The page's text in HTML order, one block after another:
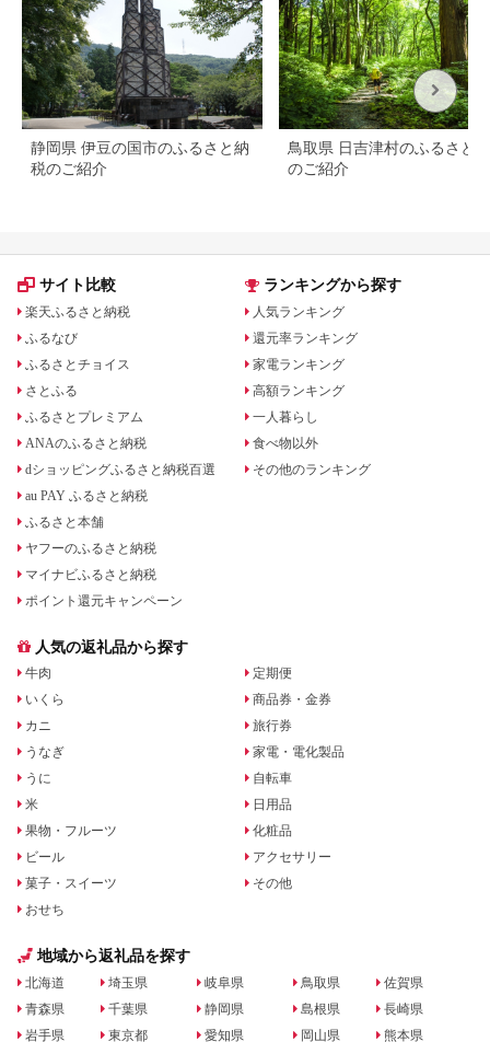
静岡県 伊豆の国市のふるさと納
税のご紹介
鳥取県 日吉津村のふるさと
のご紹介
サイト比較
楽天ふるさと納税
ふるなび
ふるさとチョイス
さとふる
ふるさとプレミアム
ANAのふるさと納税
dショッピングふるさと納税百選
au PAY ふるさと納税
ふるさと本舗
ヤフーのふるさと納税
マイナビふるさと納税
ポイント還元キャンペーン
ランキングから探す
人気ランキング
還元率ランキング
家電ランキング
高額ランキング
一人暮らし
食べ物以外
その他のランキング
人気の返礼品から探す
牛肉
いくら
カニ
うなぎ
うに
米
果物・フルーツ
ビール
菓子・スイーツ
おせち
定期便
商品券・金券
旅行券
家電・電化製品
自転車
日用品
化粧品
アクセサリー
その他
地域から返礼品を探す
北海道
青森県
岩手県
埼玉県
千葉県
東京都
岐阜県
静岡県
愛知県
鳥取県
島根県
岡山県
佐賀県
長崎県
熊本県